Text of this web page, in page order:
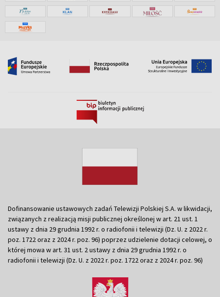
Dofinansowanie ustawowych zadań Telewizji Polskiej S.A. w likwidacji,
związanych z realizacją misji publicznej określonej w art. 21 ust. 1
ustawy z dnia 29 grudnia 1992 r. o radiofonii i telewizji (Dz. U. z 2022 r.
poz. 1722 oraz z 2024 r. poz. 96) poprzez udzielenie dotacji celowej, o
której mowa w art. 31 ust. 2 ustawy z dnia 29 grudnia 1992 r. o
radiofonii i telewizji (Dz. U. z 2022 r. poz. 1722 oraz z 2024 r. poz. 96)